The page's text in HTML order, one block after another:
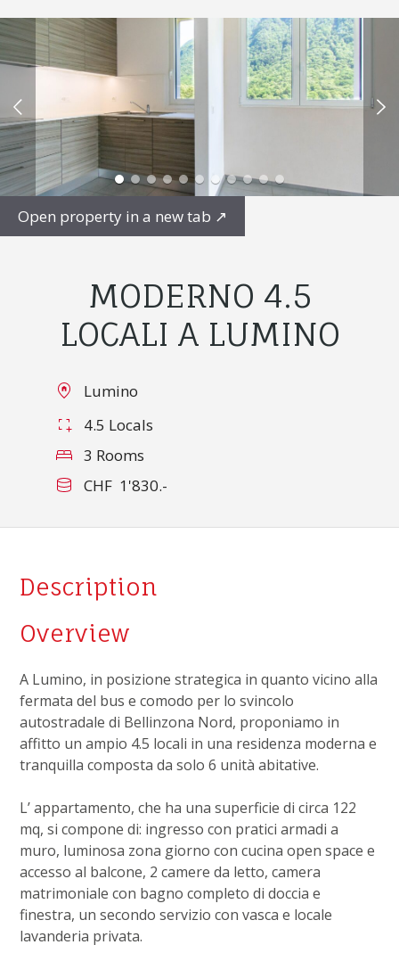
Open property in a new tab ↗
MODERNO 4.5
LOCALI A LUMINO
Lumino
4.5 Locals
3 Rooms
CHF 1'830.-
Description
Overview
A Lumino, in posizione strategica in quanto vicino alla
fermata del bus e comodo per lo svincolo
autostradale di Bellinzona Nord, proponiamo in
affitto un ampio 4.5 locali in una residenza moderna e
tranquilla composta da solo 6 unità abitative.
L’ appartamento, che ha una superficie di circa 122
mq, si compone di: ingresso con pratici armadi a
muro, luminosa zona giorno con cucina open space e
accesso al balcone, 2 camere da letto, camera
matrimoniale con bagno completo di doccia e
finestra, un secondo servizio con vasca e locale
lavanderia privata.